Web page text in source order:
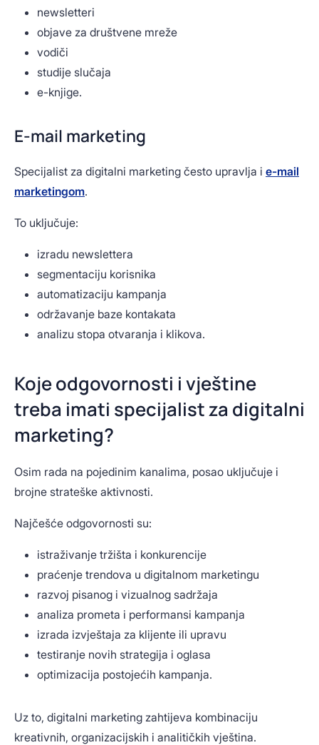
newsletteri
objave za društvene mreže
vodiči
studije slučaja
e-knjige.
E-mail marketing
Specijalist za digitalni marketing često upravlja i e-mail
marketingom.
To uključuje:
izradu newslettera
segmentaciju korisnika
automatizaciju kampanja
održavanje baze kontakata
analizu stopa otvaranja i klikova.
Koje odgovornosti i vještine
treba imati specijalist za digitalni
marketing?
Osim rada na pojedinim kanalima, posao uključuje i
brojne strateške aktivnosti.
Najčešće odgovornosti su:
istraživanje tržišta i konkurencije
praćenje trendova u digitalnom marketingu
razvoj pisanog i vizualnog sadržaja
analiza prometa i performansi kampanja
izrada izvještaja za klijente ili upravu
testiranje novih strategija i oglasa
optimizacija postojećih kampanja.
Uz to, digitalni marketing zahtijeva kombinaciju
kreativnih, organizacijskih i analitičkih vještina.